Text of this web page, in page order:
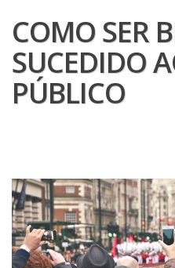
COMO SER
SUCEDIDO
PÚBLICO